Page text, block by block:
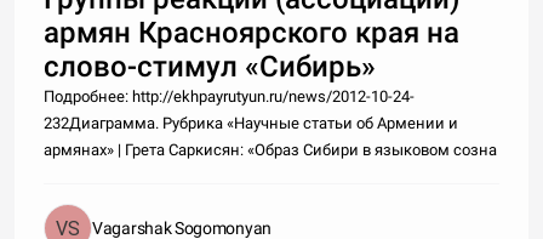
армян Красноярского края на
слово-стимул «Сибирь»
Подробнее: http://ekhpayrutyun.ru/news/2012-10-24-
232Диаграмма. Рубрика «Научные статьи об Армении и
армянах» | Грета Саркисян: «Образ Сибири в языковом созна
Vagarshak Sogomonyan